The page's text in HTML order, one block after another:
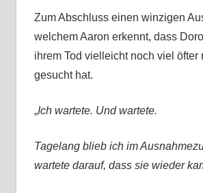
Zum Abschluss einen winzigen
welchem Aaron erkennt, dass
ihrem Tod vielleicht noch viel öfter
gesucht hat.
„Ich wartete. Und wartete.
Tagelang blieb ich im
wartete darauf, dass sie wieder